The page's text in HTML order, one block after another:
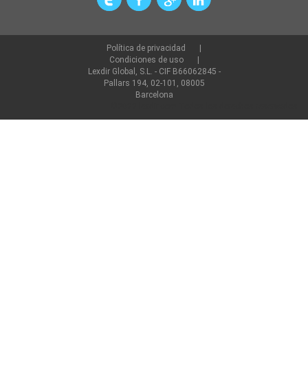
Política de privacidad
Condiciones de uso
Lexdir Global, S.L. - CIF B66062845 -
Pallars 194, 02-101, 08005
Barcelona